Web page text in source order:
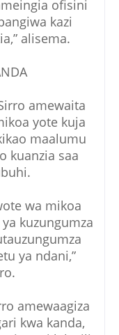
ofisini
kazi
alisema.
amewaita
yote kuja
maalumu
kuanzia saa
wa mikoa
kuzungumza
ya ndani,”
amewaagiza
kwa kanda,